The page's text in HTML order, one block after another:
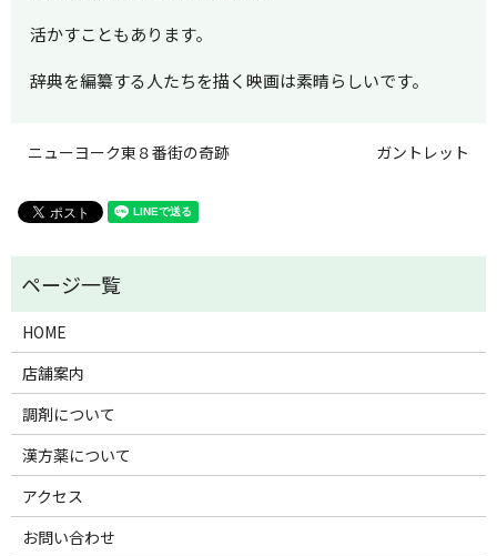
活かすこともあります。
辞典を編纂する人たちを描く映画は素晴らしいです。
ニューヨーク東８番街の奇跡 ガントレット
HOME
店舗案内
調剤について
漢方薬について
アクセス
お問い合わせ